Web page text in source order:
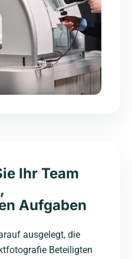
Ihr Team
Aufgaben
ausgelegt, die
Beteiligten